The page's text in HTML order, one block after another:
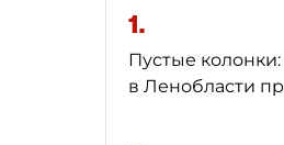
1.
Пустые
в Ленобласти